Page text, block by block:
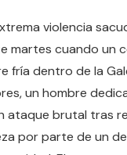
violencia
martes cuando un
fría dentro de la
un hombre
ataque brutal tras
por parte de un